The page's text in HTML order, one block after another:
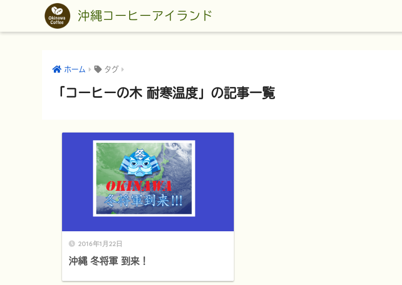
沖縄コーヒーアイランド
ホーム タグ
「コーヒーの木 耐寒温度」の記事一覧
2016年1月22日
沖縄 冬将軍 到来！